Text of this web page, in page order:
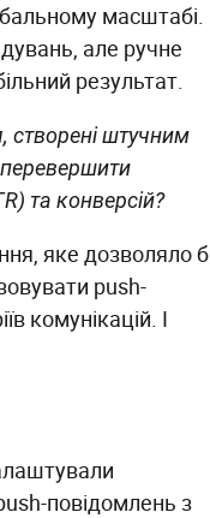
масштабі.
але ручне
результат.
створені штучним
та конверсій?
яке дозволяло б
push-
комунікацій. І
повідомлень з